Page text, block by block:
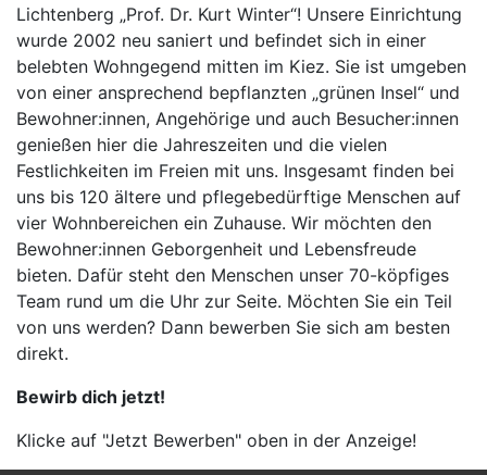
Lichtenberg „Prof. Dr. Kurt Winter“! Unsere Einrichtung
wurde 2002 neu saniert und befindet sich in einer
belebten Wohngegend mitten im Kiez. Sie ist umgeben
von einer ansprechend bepflanzten „grünen Insel“ und
Bewohner:innen, Angehörige und auch Besucher:innen
genießen hier die Jahreszeiten und die vielen
Festlichkeiten im Freien mit uns. Insgesamt finden bei
uns bis 120 ältere und pflegebedürftige Menschen auf
vier Wohnbereichen ein Zuhause. Wir möchten den
Bewohner:innen Geborgenheit und Lebensfreude
bieten. Dafür steht den Menschen unser 70-köpfiges
Team rund um die Uhr zur Seite. Möchten Sie ein Teil
von uns werden? Dann bewerben Sie sich am besten
direkt.
Bewirb dich jetzt!
Klicke auf "Jetzt Bewerben" oben in der Anzeige!